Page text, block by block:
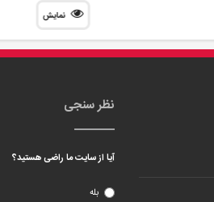
نمایش
نظر سنجی
آیا از سایت ما راضی هستید؟
بله